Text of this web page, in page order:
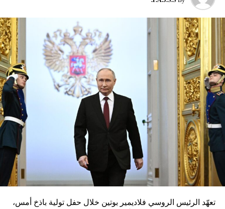
تعهّد الرئيس الروسي فلاديمير بوتين خلال حفل تولية باذخ أمس،